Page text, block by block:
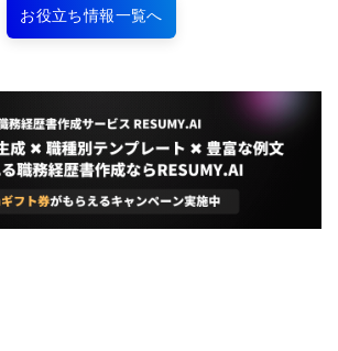
お役立ち情報一覧へ